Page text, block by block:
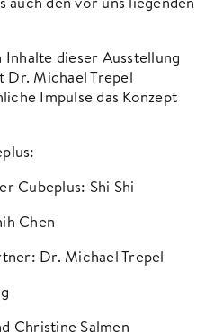
dieser Ausstellung
Dr. Michael Trepel
Impulse das Konzept
:
Cubeplus: Shi Shi
Chen
Dr. Michael Trepel
Christine Salmen